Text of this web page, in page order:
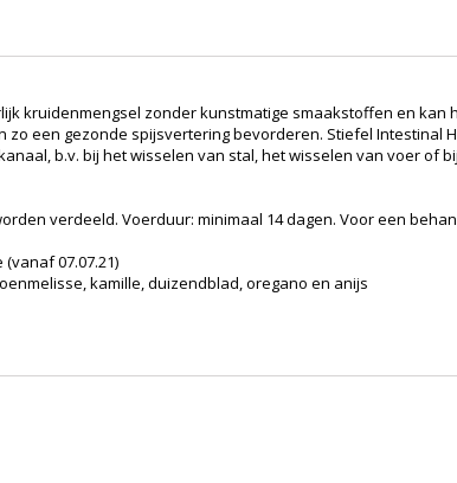
kruidenmengsel zonder kunstmatige smaakstoffen en
een gezonde spijsvertering bevorderen. Stiefel Intestinal
b.v. bij het wisselen van stal, het wisselen van voer of
verdeeld. Voerduur: minimaal 14 dagen. Voor een
07.07.21)
kamille, duizendblad, oregano en anijs